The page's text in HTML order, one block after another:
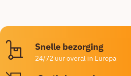
Snelle bezorging
24/72 uur overal in Europa